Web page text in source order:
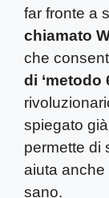
far fronte a
chiamato
che
di ‘metodo
spiegato
permette di
aiuta anche
sano.